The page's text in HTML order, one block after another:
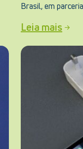
Brasil, em
Leia mais